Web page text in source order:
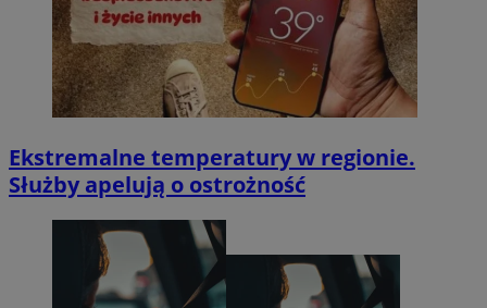
Ekstremalne temperatury w regionie.
Służby apelują o ostrożność